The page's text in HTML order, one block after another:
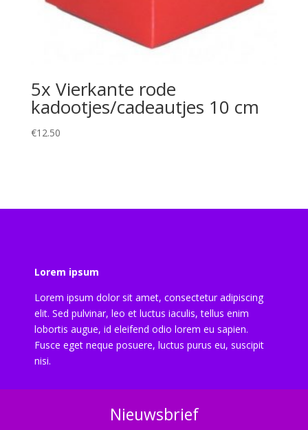
5x Vierkante rode
kadootjes/cadeautjes 10 cm
€12.50
Lorem ipsum
Lorem ipsum dolor sit amet, consectetur adipiscing
elit. Sed pulvinar, leo et luctus iaculis, tellus enim
lobortis augue, id eleifend odio lorem eu sapien.
Fusce eget neque posuere, luctus purus eu, suscipit
nisi.
Nieuwsbrief